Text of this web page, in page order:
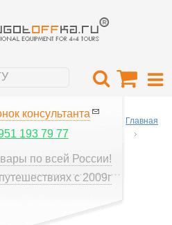
консультанта
193 79 77
по всей России!
с 2009г
Главная